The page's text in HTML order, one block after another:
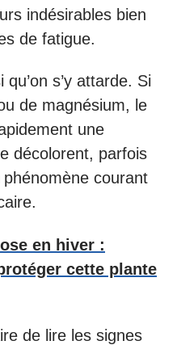
indésirables bien
de fatigue.
s’y attarde. Si
de magnésium, le
une
décolorent, parfois
courant
en hiver :
cette plante
de lire les signes